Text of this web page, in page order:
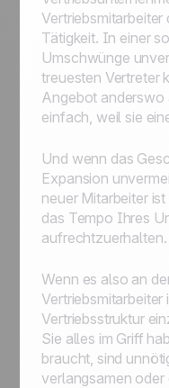
Tätigkeit. In einer
Umschwünge
treuesten Vertreter
Angebot anderswo
einfach, weil sie
Und wenn das
Expansion
neuer Mitarbeiter
das Tempo Ihres
aufrechtzuerhalten.
Wenn es also an
Vertriebsmitarbeiter
Vertriebsstruktur
Sie alles im Griff
braucht, sind
verlangsamen